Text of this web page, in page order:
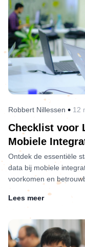
Robbert Nillessen • 12
Checklist voor
Mobiele
Ontdek de essentiële
data bij mobiele
voorkomen en
Lees meer